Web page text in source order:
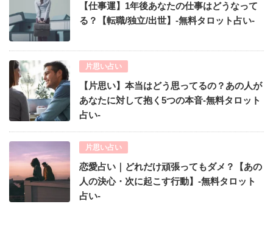
【仕事運】1年後あなたの仕事はどうなって
る？【転職/独立/出世】-無料タロット占い-
片思い占い
【片思い】本当はどう思ってるの？あの人が
あなたに対して抱く5つの本音-無料タロット
占い-
片思い占い
恋愛占い｜どれだけ頑張ってもダメ？【あの
人の決心・次に起こす行動】-無料タロット
占い-